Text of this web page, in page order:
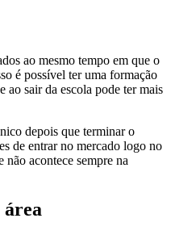
ao mesmo tempo em que o
é possível ter uma formação
ao sair da escola pode ter mais
depois que terminar o
de entrar no mercado logo no
acontece sempre na
área